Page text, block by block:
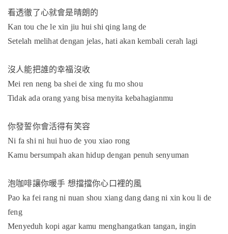
看透徹了心就會是晴朗的
Kan tou che le xin jiu hui shi qing lang de
Setelah melihat dengan jelas, hati akan kembali cerah lagi
沒人能把誰的幸福沒收
Mei ren neng ba shei de xing fu mo shou
Tidak ada orang yang bisa menyita kebahagianmu
你發誓你會活得有笑容
Ni fa shi ni hui huo de you xiao rong
Kamu bersumpah akan hidup dengan penuh senyuman
泡咖啡讓你暖手 想擋擋你心口裡的風
Pao ka fei rang ni nuan shou xiang dang dang ni xin kou li de
feng
Menyeduh kopi agar kamu menghangatkan tangan, ingin